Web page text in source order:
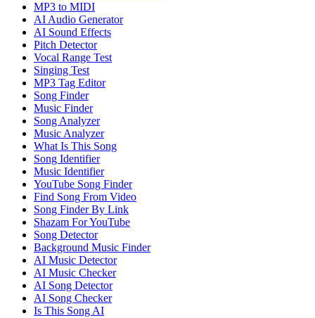
MP3 to MIDI
AI Audio Generator
AI Sound Effects
Pitch Detector
Vocal Range Test
Singing Test
MP3 Tag Editor
Song Finder
Music Finder
Song Analyzer
Music Analyzer
What Is This Song
Song Identifier
Music Identifier
YouTube Song Finder
Find Song From Video
Song Finder By Link
Shazam For YouTube
Song Detector
Background Music Finder
AI Music Detector
AI Music Checker
AI Song Detector
AI Song Checker
Is This Song AI